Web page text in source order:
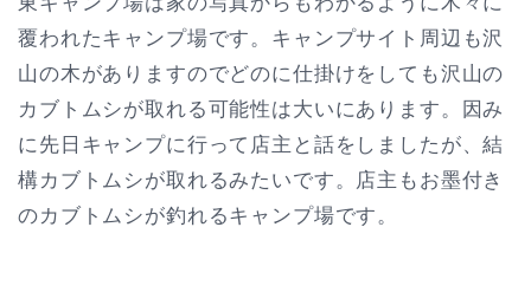
覆われたキャンプ場です。キャンプサイト周辺も沢
山の木がありますのでどのに仕掛けをしても沢山の
カブトムシが取れる可能性は大いにあります。因み
に先日キャンプに行って店主と話をしましたが、結
構カブトムシが取れるみたいです。店主もお墨付き
のカブトムシが釣れるキャンプ場です。